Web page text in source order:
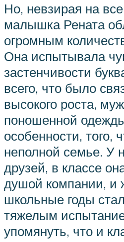
Но, невзирая на
малышка Рената
огромным
Она испытывала
застенчивости
всего, что было
высокого роста,
поношенной
особенности, того,
неполной семье. У
друзей, в классе
душой компании, и
школьные годы
тяжелым
упомянуть, что и